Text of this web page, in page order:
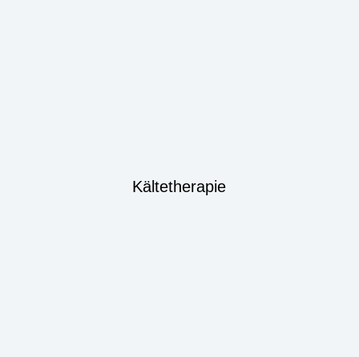
Kältetherapie